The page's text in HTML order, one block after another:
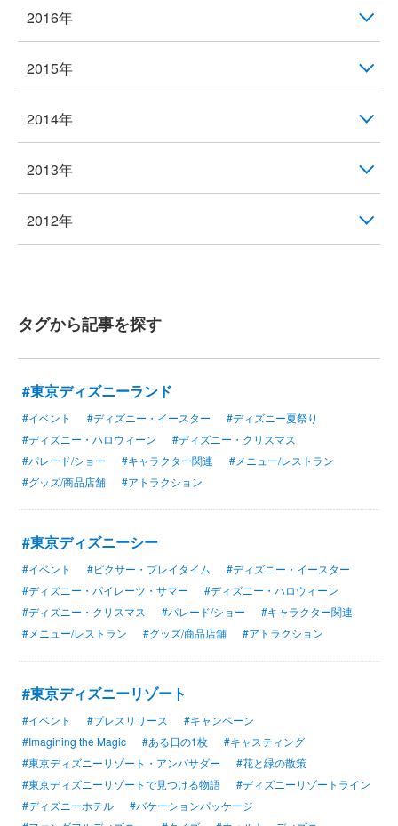
2016年
2015年
2014年
2013年
2012年
タグから記事を探す
#東京ディズニーランド
#イベント #ディズニー・イースター
#ディズニー夏祭り
#ディズニー・ハロウィーン
#ディズニー・クリスマス
#パレード/ショー
#キャラクター関連
#メニュー/レストラン
#グッズ/商品店舗
#アトラクション
#東京ディズニーシー
#イベント #ピクサー・プレイタイム
#ディズニー・イースター
#ディズニー・パイレーツ・サマー
#ディズニー・ハロウィーン
#ディズニー・クリスマス
#パレード/ショー
#キャラクター関連
#メニュー/レストラン
#グッズ/商品店舗 #アトラクション
#東京ディズニーリゾート
#イベント #プレスリリース
#キャンペーン
#Imagining the Magic
#ある日の1枚
#キャスティング
#東京ディズニーリゾート・アンバサダー
#花と緑の散策
#東京ディズニーリゾートで見つける物語
#ディズニーリゾートライン
#ディズニーホテル
#バケーションパッケージ